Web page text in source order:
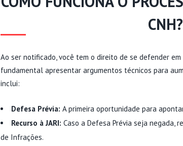
CNH?
Ao ser notificado, você tem o direito de se defender
fundamental apresentar argumentos técnicos para
inclui:
Defesa Prévia: A primeira oportunidade para
Recurso à JARI: Caso a Defesa Prévia seja negada,
de Infrações.